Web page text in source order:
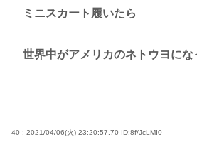
ミニスカート履いたら
世界中がアメリカのネトウヨにな
40 : 2021/04/06(火) 23:20:57.70 ID:8f/JcLMI0